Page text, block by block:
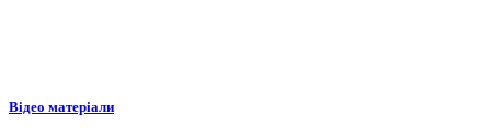
Відео матеріали